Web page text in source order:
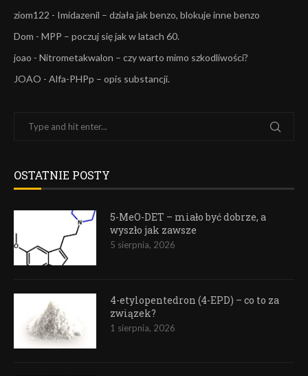
ziom122 - Imidazenil – działa jak benzo, blokuje inne benzo
Dom - MPP – poczuj się jak w latach 60.
joao - Nitrometakwalon – czy warto mimo szkodliwości?
JOAO - Alfa-PHPp – opis substancji.
OSTATNIE POSTY
5-MeO-DET – miało być dobrze, a
wyszło jak zawsze
5 sierpnia, 2026
4-etylopentedron (4-EPD) – co to za
związek?
1 sierpnia, 2026